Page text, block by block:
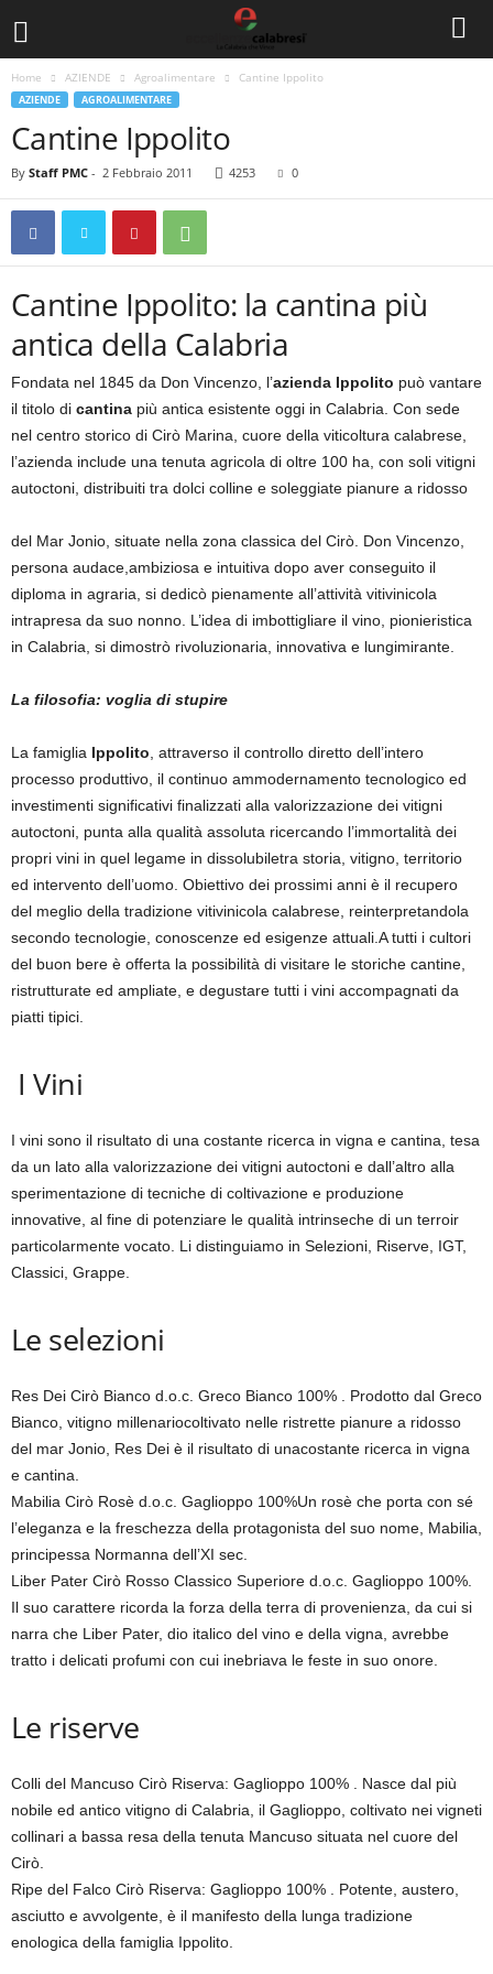
Home AZIENDE Agroalimentare Cantine Ippolito
AZIENDE AGROALIMENTARE
Cantine Ippolito
By Staff PMC - 2 Febbraio 2011 4253 0
Cantine Ippolito: la cantina più
antica della Calabria
Fondata nel 1845 da Don Vincenzo, l’azienda Ippolito può vantare
il titolo di cantina più antica esistente oggi in Calabria. Con sede
nel centro storico di Cirò Marina, cuore della viticoltura calabrese,
l’azienda include una tenuta agricola di oltre 100 ha, con soli vitigni
autoctoni, distribuiti tra dolci colline e soleggiate pianure a ridosso
del Mar Jonio, situate nella zona classica del Cirò. Don Vincenzo,
persona audace,ambiziosa e intuitiva dopo aver conseguito il
diploma in agraria, si dedicò pienamente all’attività vitivinicola
intrapresa da suo nonno. L’idea di imbottigliare il vino, pionieristica
in Calabria, si dimostrò rivoluzionaria, innovativa e lungimirante.
La filosofia: voglia di stupire
La famiglia Ippolito , attraverso il controllo diretto dell’intero
processo produttivo, il continuo ammodernamento tecnologico ed
investimenti significativi finalizzati alla valorizzazione dei vitigni
autoctoni, punta alla qualità assoluta ricercando l’immortalità dei
propri vini in quel legame in dissolubiletra storia, vitigno, territorio
ed intervento dell’uomo. Obiettivo dei prossimi anni è il recupero
del meglio della tradizione vitivinicola calabrese, reinterpretandola
secondo tecnologie, conoscenze ed esigenze attuali.A tutti i cultori
del buon bere è offerta la possibilità di visitare le storiche cantine,
ristrutturate ed ampliate, e degustare tutti i vini accompagnati da
piatti tipici.
I Vini
I vini sono il risultato di una costante ricerca in vigna e cantina, tesa
da un lato alla valorizzazione dei vitigni autoctoni e dall’altro alla
sperimentazione di tecniche di coltivazione e produzione
innovative, al fine di potenziare le qualità intrinseche di un terroir
particolarmente vocato. Li distinguiamo in Selezioni, Riserve, IGT,
Classici, Grappe.
Le selezioni
Res Dei Cirò Bianco d.o.c. Greco Bianco 100% . Prodotto dal Greco
Bianco, vitigno millenariocoltivato nelle ristrette pianure a ridosso
del mar Jonio, Res Dei è il risultato di unacostante ricerca in vigna
e cantina.
Mabilia Cirò Rosè d.o.c. Gaglioppo 100%Un rosè che porta con sé
l’eleganza e la freschezza della protagonista del suo nome, Mabilia,
principessa Normanna dell’XI sec.
Liber Pater Cirò Rosso Classico Superiore d.o.c. Gaglioppo 100%.
Il suo carattere ricorda la forza della terra di provenienza, da cui si
narra che Liber Pater, dio italico del vino e della vigna, avrebbe
tratto i delicati profumi con cui inebriava le feste in suo onore.
Le riserve
Colli del Mancuso Cirò Riserva: Gaglioppo 100% . Nasce dal più
nobile ed antico vitigno di Calabria, il Gaglioppo, coltivato nei vigneti
collinari a bassa resa della tenuta Mancuso situata nel cuore del
Cirò.
Ripe del Falco Cirò Riserva: Gaglioppo 100% . Potente, austero,
asciutto e avvolgente, è il manifesto della lunga tradizione
enologica della famiglia Ippolito.